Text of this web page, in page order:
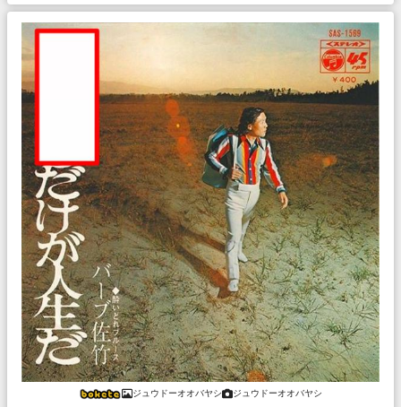
ジュウドーオオバヤシ ジュウドーオオバヤシ